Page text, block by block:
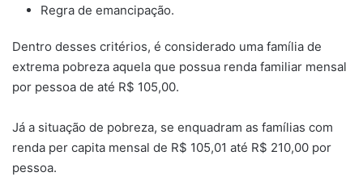
Regra de emancipação.
Dentro desses critérios, é considerado uma família de
extrema pobreza aquela que possua renda familiar mensal
por pessoa de até R$ 105,00.
Já a situação de pobreza, se enquadram as famílias com
renda per capita mensal de R$ 105,01 até R$ 210,00 por
pessoa.